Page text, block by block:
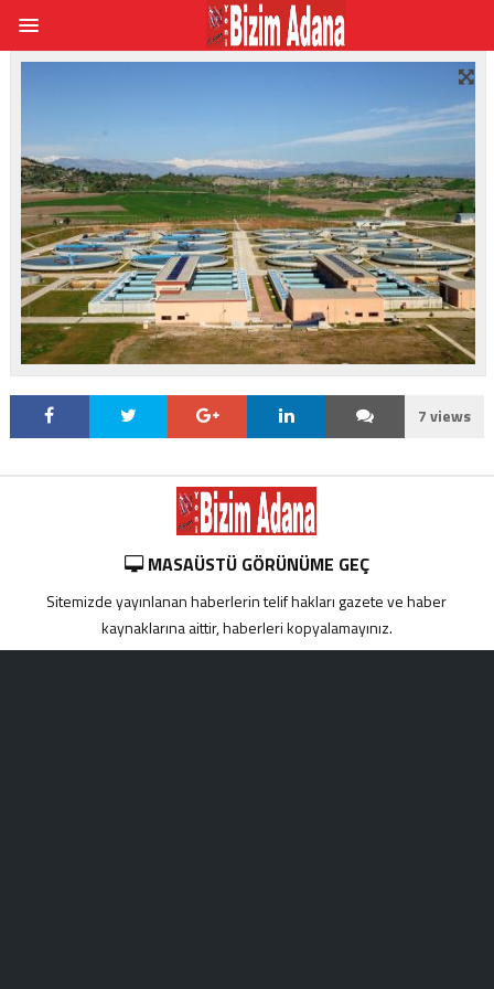
7 views
MASAÜSTÜ GÖRÜNÜME GEÇ
Sitemizde yayınlanan haberlerin telif hakları gazete ve haber
kaynaklarına aittir, haberleri kopyalamayınız.